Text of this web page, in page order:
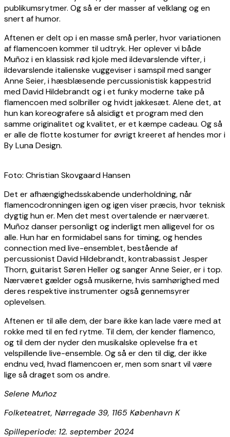
publikumsrytmer. Og så er der masser af velklang og en
snert af humor.
Aftenen er delt op i en masse små perler, hvor variationen
af flamencoen kommer til udtryk. Her oplever vi både
Muñoz i en klassisk rød kjole med ildevarslende vifter, i
ildevarslende italienske vuggeviser i samspil med sanger
Anne Seier, i hæsblæsende percussionistisk kappestrid
med David Hildebrandt og i et funky moderne take på
flamencoen med solbriller og hvidt jakkesæt. Alene det, at
hun kan koreografere så alsidigt et program med den
samme originalitet og kvalitet, er et kæmpe cadeau. Og så
er alle de flotte kostumer for øvrigt kreeret af hendes mor i
By Luna Design.
Foto: Christian Skovgaard Hansen
Det er afhængighedsskabende underholdning, når
flamencodronningen igen og igen viser præcis, hvor teknisk
dygtig hun er. Men det mest overtalende er nærværet.
Muñoz danser personligt og inderligt men alligevel for os
alle. Hun har en formidabel sans for timing, og hendes
connection med live-ensemblet, bestående af
percussionist David Hildebrandt, kontrabassist Jesper
Thorn, guitarist Søren Heller og sanger Anne Seier, er i top.
Nærværet gælder også musikerne, hvis samhørighed med
deres respektive instrumenter også gennemsyrer
oplevelsen.
Aftenen er til alle dem, der bare ikke kan lade være med at
rokke med til en fed rytme. Til dem, der kender flamenco,
og til dem der nyder den musikalske oplevelse fra et
velspillende live-ensemble. Og så er den til dig, der ikke
endnu ved, hvad flamencoen er, men som snart vil være
lige så draget som os andre.
Selene Muñoz
Folketeatret, Nørregade 39, 1165 København K
Spilleperiode: 12. september 2024